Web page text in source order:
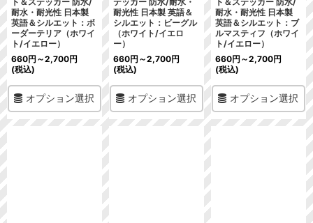
耐水・耐光性 日本製
英語＆シルエット：ボ
ーダーテリア（ホワイ
ト/イエロー）
660円 ～2,700円
(税込)
オプション選択
耐光性 日本製 英語＆
シルエット：ビーグル
（ホワイト/イエロ
ー）
660円 ～2,700円
(税込)
オプション選択
耐水・耐光性 日本製
英語＆シルエット：ブ
ルマスティフ（ホワイ
ト/イエロー）
660円 ～2,700円
(税込)
オプション選択